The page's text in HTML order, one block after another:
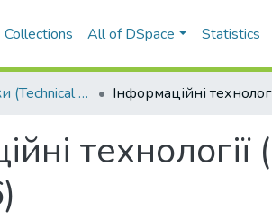
All of DSpace Statistics
Технічні науки (Technical sciences)